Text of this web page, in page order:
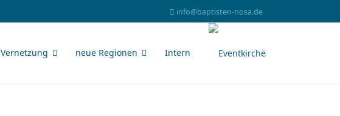
info@baptisten-nosa.de
Vernetzung neue Regionen Intern